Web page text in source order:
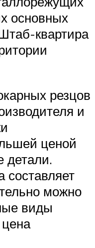
основных
квартира
резцов
и
ценой
детали.
составляет
можно
виды